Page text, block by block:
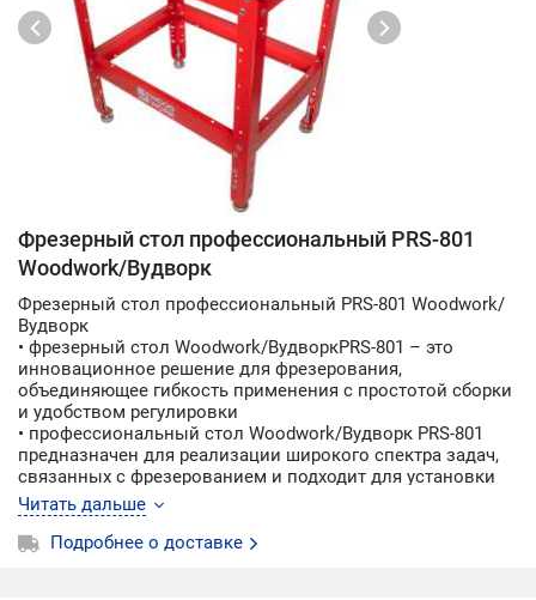
Фрезерный стол профессиональный PRS-801
Woodwork/Вудворк
Фрезерный стол профессиональный PRS-801 Woodwork/
Вудворк
• фрезерный стол Woodwork/ВудворкPRS-801 – это
инновационное решение для фрезерования,
объединяющее гибкость применения с простотой сборки
и удобством регулировки
• профессиональный стол Woodwork/Вудворк PRS-801
предназначен для реализации широкого спектра задач,
связанных с фрезерованием и подходит для установки
ручных фрезеров различных моделей
• эта эффективная система состоит из увеличенной и
износостойкой рабочей зоны, прецизионного
Читать дальше
Подробнее о доставке